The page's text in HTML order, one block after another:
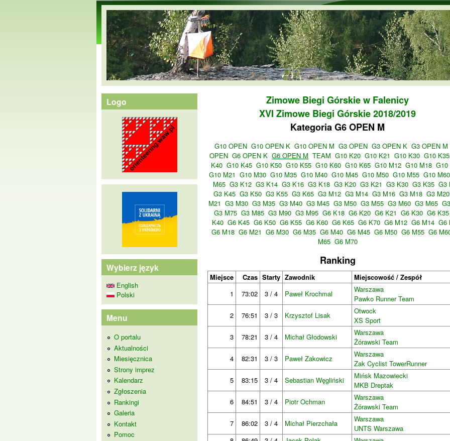
Przejdź do treści
orienteering.waw.pl
Zimowe Biegi Górskie w Falenicy
XVI Zimowe Biegi Górskie 2018/2019
Kategoria G6 OPEN M
G10 OPEN G10 OPEN K G10 OPEN M G3 OPEN G3 OPEN K G3 OPEN M
OPEN G6 OPEN K G6 OPEN M TEAM G10 K20 G10 K21 G10 K30 G10 K35
K40 G10 K45 G10 K50 G10 K55 G10 K60 G10 K65 G10 M12 G10 M18 G10
G10 M21 G10 M30 G10 M35 G10 M40 G10 M45 G10 M50 G10 M55 G10 M60
M65 G3 K12 G3 K14 G3 K16 G3 K18 G3 K20 G3 K21 G3 K30 G3 K35 G3
G3 K45 G3 K50 G3 K55 G3 K65 G3 M12 G3 M14 G3 M16 G3 M18 G3 M20
M21 G3 M30 G3 M35 G3 M40 G3 M45 G3 M50 G3 M55 G3 M60 G3 M65
G3 M75 G3 M85 G3 M90 G3 M95 G6 K18 G6 K20 G6 K21 G6 K30 G6 K35
K40 G6 K45 G6 K50 G6 K55 G6 K60 G6 K65 G6 K70 G6 M12 G6 M14 G6
G6 M18 G6 M21 G6 M30 G6 M35 G6 M40 G6 M45 G6 M50 G6 M55 G6
M65 G6 M70
Ranking
Miejsce Czas Starty Zawodnik
Miejscowość / Zespół
1
73:02 3 / 4 Paweł Krochmal
Warszawa
Pawko Runner Team
2
76:51 3 / 3 Krzysztof Lisak
Otwock
XS Sport
3
78:21 3 / 4 Michał Głodowski
Warszawa
Żórawski Team
4
82:31 3 / 3 Paweł Zakowicz
Warszawa
Zak Cyclist TowerRunner
5
83:15 3 / 4 Sebastian Węgliński
Mińsk Mazowiecki
MKB Dreptak
6
84:51 3 / 4 Piotr Ochman
Warszawa
Żórawski Team
7
86:02 3 / 4 Michał Pierzchała
Warszawa
UNTS Warszawa
Logo
Wybierz język
English
Polski
Menu
O portalu
Aktualności
Miesięcznica
Strony imprez
Kalendarz
Zgłoszenia
Rankingi
Galeria
Kontakt
Pomoc